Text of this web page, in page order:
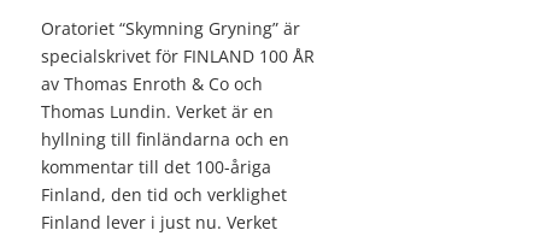
Oratoriet “Skymning Gryning” är
specialskrivet för FINLAND 100 ÅR
av Thomas Enroth & Co och
Thomas Lundin. Verket är en
hyllning till finländarna och en
kommentar till det 100-åriga
Finland, den tid och verklighet
Finland lever i just nu. Verket